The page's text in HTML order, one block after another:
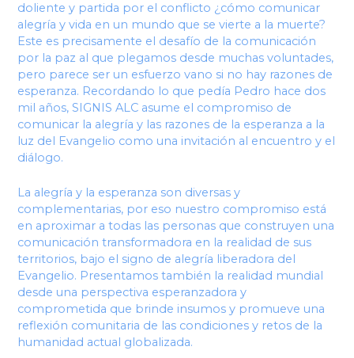
doliente y partida por el conflicto ¿cómo comunicar
alegría y vida en un mundo que se vierte a la muerte?
Este es precisamente el desafío de la comunicación
por la paz al que plegamos desde muchas voluntades,
pero parece ser un esfuerzo vano si no hay razones de
esperanza. Recordando lo que pedía Pedro hace dos
mil años, SIGNIS ALC asume el compromiso de
comunicar la alegría y las razones de la esperanza a la
luz del Evangelio como una invitación al encuentro y el
diálogo.
La alegría y la esperanza son diversas y
complementarias, por eso nuestro compromiso está
en aproximar a todas las personas que construyen una
comunicación transformadora en la realidad de sus
territorios, bajo el signo de alegría liberadora del
Evangelio. Presentamos también la realidad mundial
desde una perspectiva esperanzadora y
comprometida que brinde insumos y promueve una
reflexión comunitaria de las condiciones y retos de la
humanidad actual globalizada.